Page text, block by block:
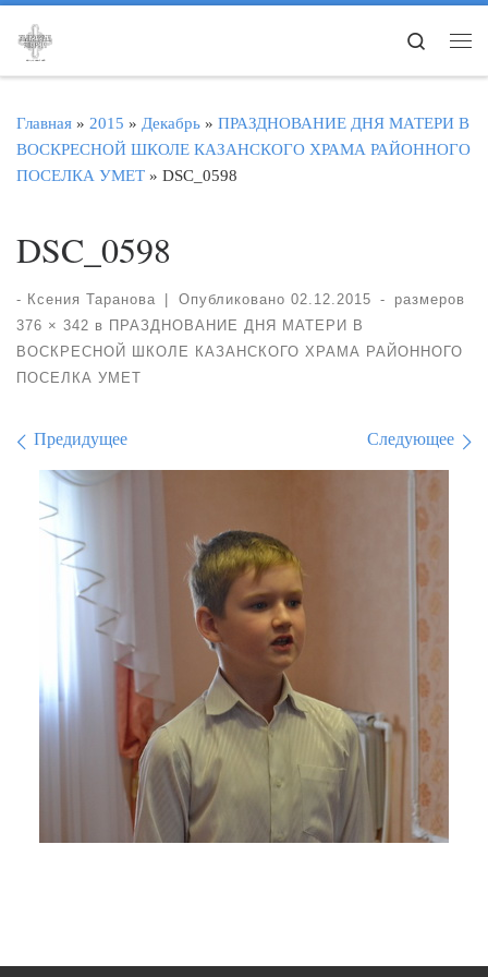
Перейти к содержимому
Search
Главная » 2015 » Декабрь » ПРАЗДНОВАНИЕ ДНЯ МАТЕРИ В
ВОСКРЕСНОЙ ШКОЛЕ КАЗАНСКОГО ХРАМА РАЙОННОГО
ПОСЕЛКА УМЕТ » DSC_0598
DSC_0598
- Ксения Таранова Опубликовано 02.12.2015 -
размеров
376 × 342 в ПРАЗДНОВАНИЕ ДНЯ МАТЕРИ В
ВОСКРЕСНОЙ ШКОЛЕ КАЗАНСКОГО ХРАМА РАЙОННОГО
ПОСЕЛКА УМЕТ
Навигация по
Предидущее Следующее